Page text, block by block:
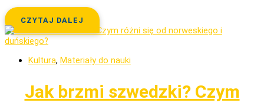
CZYTAJ DALEJ
Kultura, Materiały do nauki
Jak brzmi szwedzki? Czym